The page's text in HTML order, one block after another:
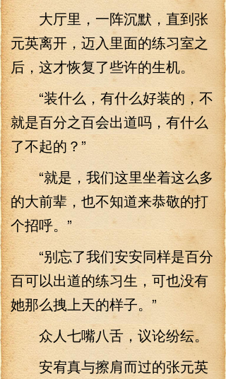
大厅里，一阵沉默，直到张
元英离开，迈入里面的练习室之
后，这才恢复了些许的生机。
“装什么，有什么好装的，不
就是百分之百会出道吗，有什么
了不起的？”
“就是，我们这里坐着这么多
的大前辈，也不知道来恭敬的打
个招呼。”
“别忘了我们安安同样是百分
百可以出道的练习生，可也没有
她那么拽上天的样子。”
众人七嘴八舌，议论纷纭。
安宥真与擦肩而过的张元英